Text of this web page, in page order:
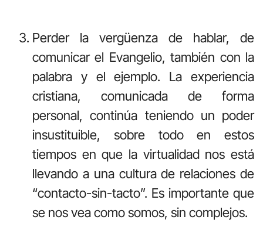
Perder la vergüenza de hablar, de
comunicar el Evangelio, también con la
palabra y el ejemplo. La experiencia
cristiana, comunicada de forma
personal, continúa teniendo un poder
insustituible, sobre todo en estos
tiempos en que la virtualidad nos está
llevando a una cultura de relaciones de
“contacto-sin-tacto”. Es importante que
se nos vea como somos, sin complejos.